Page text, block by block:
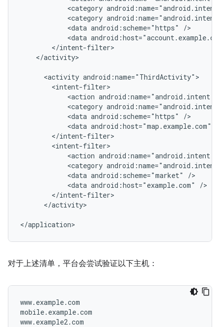
<category
<category
<data android:scheme="https"
<data
</activity>
<activity
<action
<category
<data android:scheme="https"
<data android:host="map.example.com"
<action
<category
<data android:scheme="market"
<data android:host="example.com"
</activity>
对于上述清单，平台会尝试验证以下主机：
www.example.com
mobile.example.com
www.example2.com